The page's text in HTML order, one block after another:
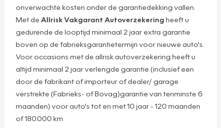
onverwachte kosten onder de garantiedekking vallen.
Met de Allrisk Vakgarant Autoverzekering heeft u
gedurende de looptijd minimaal 2 jaar extra garantie
boven op de fabrieksgarantietermijn voor nieuwe auto's.
Voor occasions met de allrisk autoverzekering heeft u
altijd minimaal 2 jaar verlengde garantie (inclusief een
door de fabrikant of importeur of dealer/ garage
verstrekte (Fabrieks- of Bovag)garantie van tenminste 6
maanden) voor auto's tot en met 10 jaar - 120 maanden
of 180.000 km